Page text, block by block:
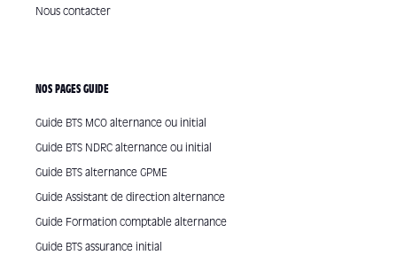
Nous contacter
NOS PAGES GUIDE
Guide BTS MCO alternance ou initial
Guide BTS NDRC alternance ou initial
Guide BTS alternance GPME
Guide Assistant de direction alternance
Guide Formation comptable alternance
Guide BTS assurance initial